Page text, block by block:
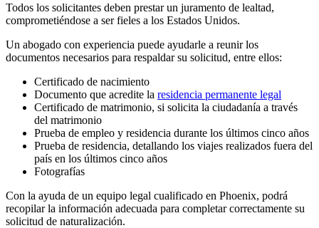
Todos los solicitantes deben prestar un juramento de lealtad,
comprometiéndose a ser fieles a los Estados Unidos.
Un abogado con experiencia puede ayudarle a reunir los
documentos necesarios para respaldar su solicitud, entre ellos:
Certificado de nacimiento
Documento que acredite la residencia permanente legal
Certificado de matrimonio, si solicita la ciudadanía a través
del matrimonio
Prueba de empleo y residencia durante los últimos cinco años
Prueba de residencia, detallando los viajes realizados fuera del
país en los últimos cinco años
Fotografías
Con la ayuda de un equipo legal cualificado en Phoenix, podrá
recopilar la información adecuada para completar correctamente su
solicitud de naturalización.